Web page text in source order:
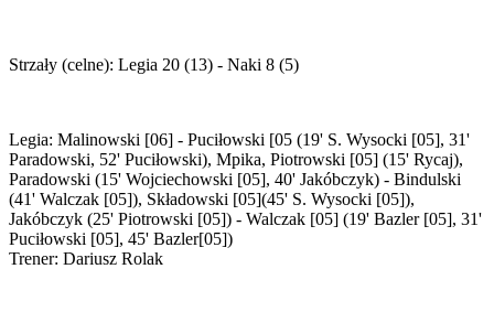
Strzały (celne): Legia 20 (13) - Naki 8 (5)
Legia: Malinowski [06] - Puciłowski [05 (19' S. Wysocki [05], 31'
Paradowski, 52' Puciłowski), Mpika, Piotrowski [05] (15' Rycaj),
Paradowski (15' Wojciechowski [05], 40' Jakóbczyk) - Bindulski
(41' Walczak [05]), Składowski [05](45' S. Wysocki [05]),
Jakóbczyk (25' Piotrowski [05]) - Walczak [05] (19' Bazler [05], 31'
Puciłowski [05], 45' Bazler[05])
Trener: Dariusz Rolak